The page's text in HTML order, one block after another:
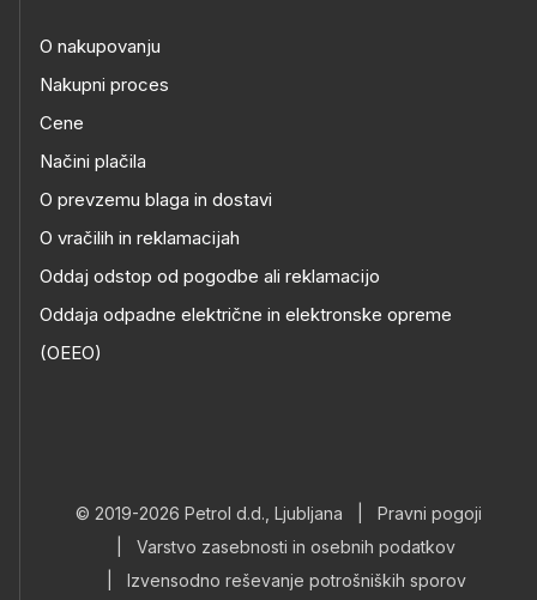
O nakupovanju
Nakupni proces
Cene
Načini plačila
O prevzemu blaga in dostavi
O vračilih in reklamacijah
Oddaj odstop od pogodbe ali reklamacijo
Oddaja odpadne električne in elektronske opreme
(OEEO)
© 2019-2026 Petrol d.d., Ljubljana
Pravni pogoji
Varstvo zasebnosti in osebnih podatkov
Izvensodno reševanje potrošniških sporov